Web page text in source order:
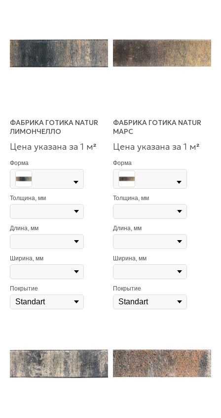
ФАБРИКА ГОТИКА NATUR
ЛИМОНЧЕЛЛО
Цена указана за 1 м²
Форма
Толщина, мм
Длина, мм
Ширина, мм
Покрытие
ФАБРИКА ГОТИКА NATUR
МАРС
Цена указана за 1 м²
Форма
Толщина, мм
Длина, мм
Ширина, мм
Покрытие